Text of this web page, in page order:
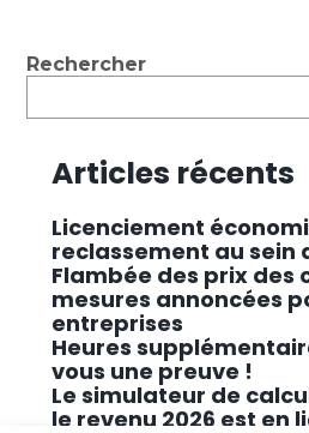
Blog
Rechercher
Articles récents
Licenciement
reclassement au sein
Flambée des prix des
mesures annoncées
entreprises
Heures
vous une preuve !
Le simulateur de
le revenu 2026 est en